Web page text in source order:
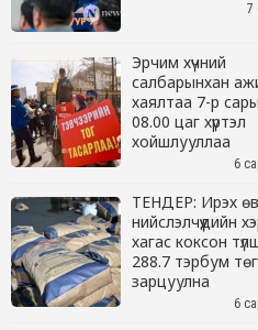
7
Эрчим хүчний
салбарынхан
хаялтаа 7-р
08.00 цаг хүртэл
хойшлууллаа
6
ТЕНДЕР: Ирэх
нийслэлчүүдийн
хагас коксон
288.7 тэрбум
зарцуулна
6